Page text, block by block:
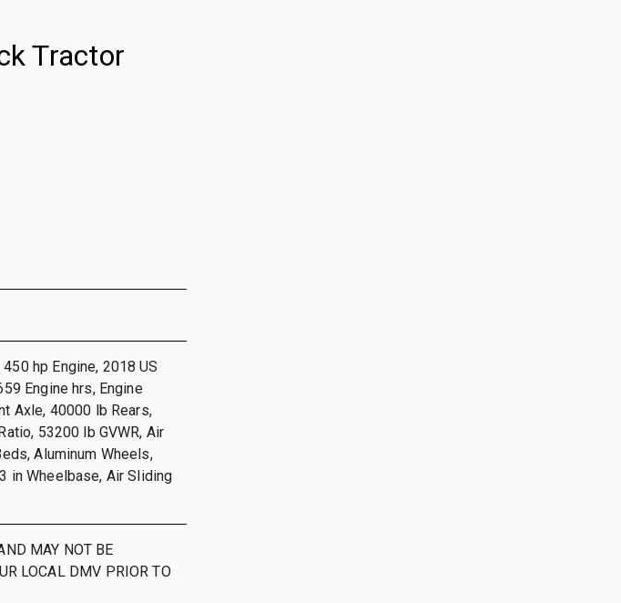
Tractor
hp Engine, 2018 US
Engine hrs, Engine
Axle, 40000 lb Rears,
53200 lb GVWR, Air
Aluminum Wheels,
in Wheelbase, Air Sliding
MAY NOT BE
LOCAL DMV PRIOR TO